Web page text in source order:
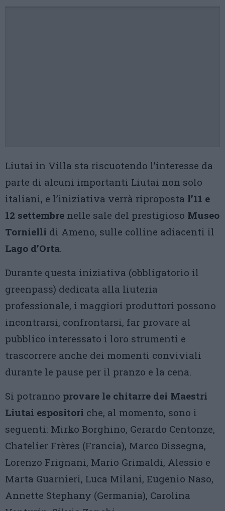
Liutai in Villa sta riscuotendo l’interesse da
parte di alcuni importanti Liutai non solo
italiani, e l’iniziativa verrà riproposta l’11 e
12 settembre nelle sale del prestigioso Museo
Tornielli di Ameno, sulle colline adiacenti il
Lago d’Orta.
Durante questa iniziativa (obbligatorio il
greenpass) dedicata alla liuteria
professionale, i maggiori produttori possono
incontrarsi, confrontarsi, far provare al
pubblico interessato i loro strumenti e
trascorrere anche dei momenti conviviali
durante le pause per il pranzo e la cena.
Si potranno provare le chitarre dei Maestri
Liutai espositori che, al momento, sono i
seguenti: Mirko Borghino, Gerardo Centonze,
Chatelier Frères (Francia), Marco Dissegna,
Lorenzo Frignani, Mario Grimaldi, Alessio e
Marta Guarnieri, Luca Milani, Eugenio Naso,
Annette Stephany (Germania), Carolina